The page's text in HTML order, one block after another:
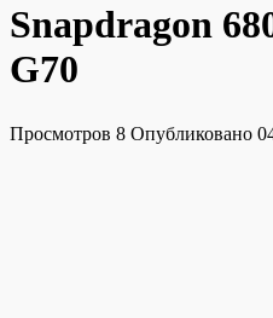
Snapdragon
G70
Просмотров 8 Опубликовано